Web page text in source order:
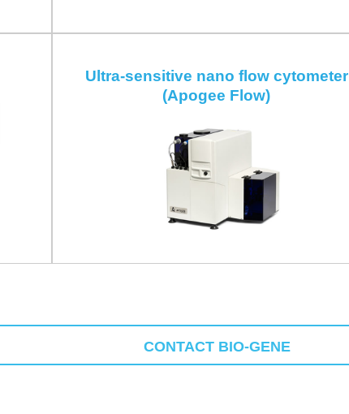
Ultra-sensitive nano flow cytometer
(Apogee Flow)
CONTACT BIO-GENE